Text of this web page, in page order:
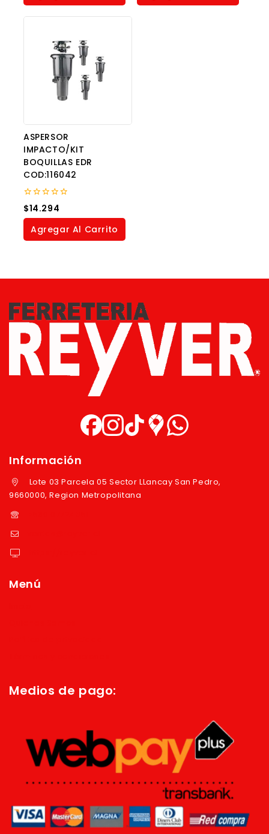
ASPERSOR
IMPACTO/KIT
BOQUILLAS EDR
COD:116042
0
out
of
$14.294
Agregar Al Carrito
Información
Lote 03 Parcela 05 Sector LLancay San Pedro,
9660000, Region Metropolitana
Menú
Medios de pago: